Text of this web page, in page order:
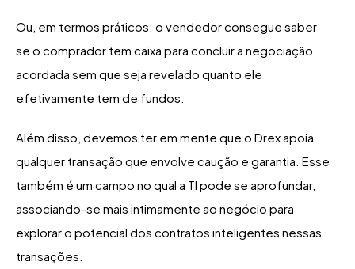
Ou, em termos práticos: o vendedor consegue saber
se o comprador tem caixa para concluir a negociação
acordada sem que seja revelado quanto ele
efetivamente tem de fundos.
Além disso, devemos ter em mente que o Drex apoia
qualquer transação que envolve caução e garantia. Esse
também é um campo no qual a TI pode se aprofundar,
associando-se mais intimamente ao negócio para
explorar o potencial dos contratos inteligentes nessas
transações.